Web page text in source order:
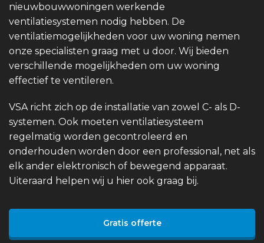
nieuwbouwwoningen werkende
ventilatiesystemen nodig hebben. De
ventilatiemogelijkheden voor uw woning nemen
onze specialisten graag met u door. Wij bieden
verschillende mogelijkheden om uw woning
effectief te ventileren.
VSA richt zich op de installatie van zowel C- als D-
systemen. Ook moeten ventilatiesysteem
regelmatig worden gecontroleerd en
onderhouden worden door een professional, net als
elk ander elektronisch of bewegend apparaat.
Uiteraard helpen wij u hier ook graag bij.
Gratis offerte